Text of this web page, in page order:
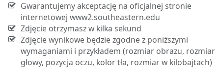
Gwarantujemy akceptację na oficjalnej stronie
internetowej www2.southeastern.edu
Zdjęcie otrzymasz w kilka sekund
Zdjęcie wynikowe będzie zgodne z poniższymi
wymaganiami i przykładem (rozmiar obrazu, rozmiar
głowy, pozycja oczu, kolor tła, rozmiar w kilobajtach)